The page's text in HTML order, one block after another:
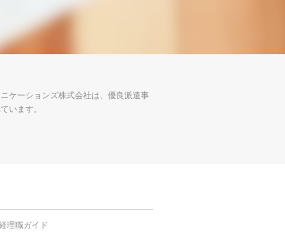
ケーションズ株式会社は、優良派遣事
います。
理職ガイド